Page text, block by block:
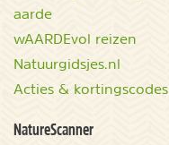
aarde
wAARDEvol reizen
Natuurgidsjes.nl
Acties & kortingscodes
NatureScanner